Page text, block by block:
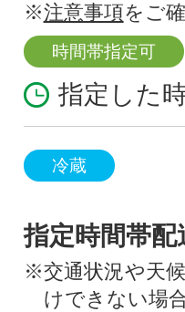
※注意事項をご
時間帯指定可
指定した
冷蔵
指定時間帯
※交通状況や天
けできない場